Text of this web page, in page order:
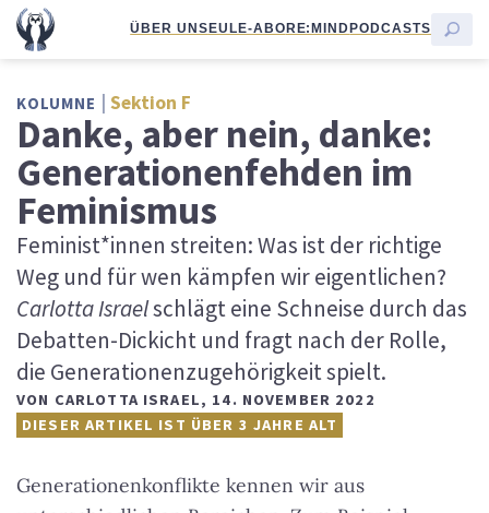
ÜBER UNSEULE-ABORE:MINDPODCASTS
KOLUMNE Sektion F
Danke, aber nein, danke:
Generationenfehden im
Feminismus
Feminist*innen streiten: Was ist der richtige
Weg und für wen kämpfen wir eigentlichen?
Carlotta Israelschlägt eine Schneise durch das
Debatten-Dickicht und fragt nach der Rolle,
die Generationenzugehörigkeit spielt.
VON CARLOTTA ISRAEL, 14. NOVEMBER 2022
DIESER ARTIKEL IST ÜBER 3 JAHRE ALT
Generationenkonflikte kennen wir aus